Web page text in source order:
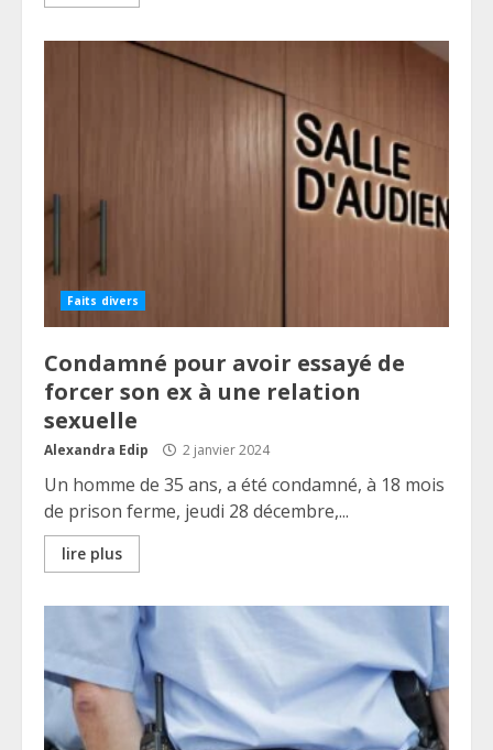
Faits divers
Condamné pour avoir essayé de
forcer son ex à une relation
sexuelle
Alexandra Edip 2 janvier 2024
Un homme de 35 ans, a été condamné, à 18 mois
de prison ferme, jeudi 28 décembre,...
lire plus